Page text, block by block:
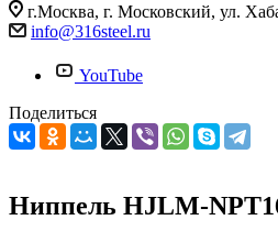
г.Москва, г. Московский, ул.
info@316steel.ru
YouTube
Поделиться
Ниппель HJLM-